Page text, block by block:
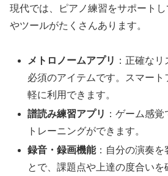
現代では、ピアノ練習をサポート
やツールがたくさんあります。
メトロノームアプリ ：正確な
必須のアイテムです。スマー
軽に利用できます。
譜読み練習アプリ ：ゲーム感
トレーニングができます。
録音・録画機能：自分の演奏を
とで、課題点や上達の度合い